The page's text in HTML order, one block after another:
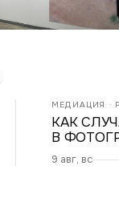
МЕДИАЦИЯ ·
КАК
В
9 авг, вс